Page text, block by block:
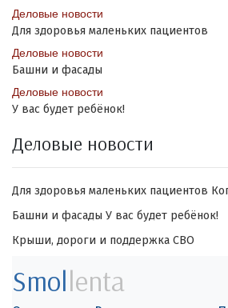
Деловые новости
Для здоровья маленьких пациентов
Деловые новости
Башни и фасады
Деловые новости
У вас будет ребёнок!
Деловые новости
Для здоровья маленьких пациентов
Башни и фасады У вас будет ребёнок!
Крыши, дороги и поддержка СВО
Smollenta